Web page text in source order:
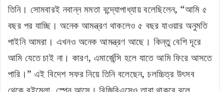
তিনি। সোমবারই নবান্ন মমতা বন্দ্যোপাধ্যায় বলেছিলেন, “আমি ৫
বছর পর যাচ্ছি। অনেক আমন্ত্রণ থাকলেও ৫ বছর যাওয়ার অনুমতি
পাইনি আমরা। এখনও অনেক আমন্ত্রণ আছে। কিন্তু বেশি দূরে
আমি যেতে চাই না। কারণ, এমার্জেন্সি হলে যাতে আমি ফিরে আসতে
পারি।” এই বিদেশ সফর নিয়ে তিনি বলেছেন, চলচ্চিত্র উৎসব